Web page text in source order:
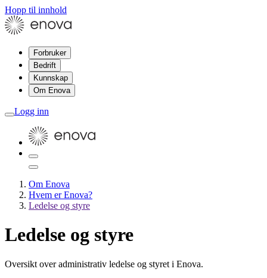
Hopp til innhold
Forbruker
Bedrift
Kunnskap
Om Enova
Logg inn
Om Enova
Hvem er Enova?
Ledelse og styre
Ledelse og styre
Oversikt over administrativ ledelse og styret i Enova.